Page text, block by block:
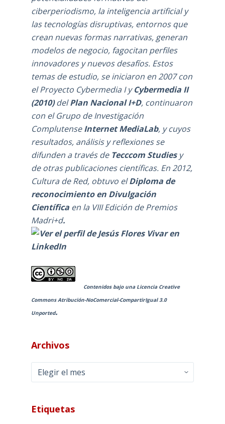
ciberperiodismo, la inteligencia artificial y
las tecnologías disruptivas, entornos que
crean nuevas formas narrativas, generan
modelos de negocio, fagocitan perfiles
innovadores y nuevos desafíos. Estos
temas de estudio, se iniciaron en 2007 con
el Proyecto Cybermedia I yCybermedia II
(2010) delPlan Nacional I+D, continuaron
con elGrupo de Investigación
ComplutenseInternet MediaLab, y cuyos
resultados, análisis y reflexiones se
difunden a través de Tecccom Studiesy
de otras publicaciones científicas. En 2012,
Cultura de Red, obtuvo elDiploma de
reconocimiento en Divulgación
Científicaen la VIII Edición de Premios
Madri+d.
Contenidos bajo una Licencia Creative
Commons Atribución-NoComercial-CompartirIgual 3.0
Unported.
Archivos
Archivos
Etiquetas